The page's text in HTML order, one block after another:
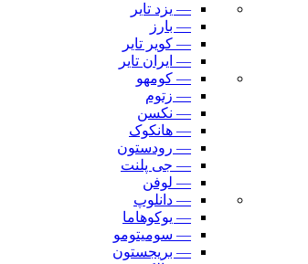
— یزد تایر
— بارز
— کویر تایر
— ایران تایر
— کومهو
— زتوم
— نکسن
— هانکوک
— رودستون
— جی پلنت
— لوفن
— دانلوپ
— یوکوهاما
— سومیتومو
— بریجستون